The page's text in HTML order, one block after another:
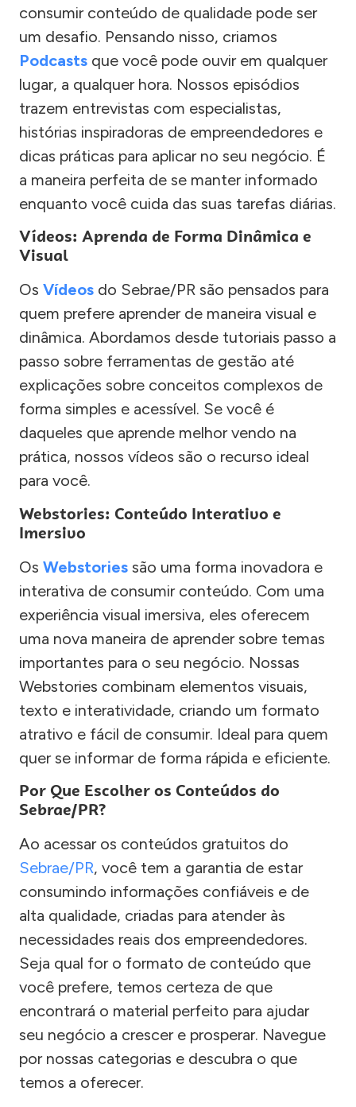
consumir conteúdo de qualidade pode ser
um desafio. Pensando nisso, criamos
Podcasts que você pode ouvir em qualquer
lugar, a qualquer hora. Nossos episódios
trazem entrevistas com especialistas,
histórias inspiradoras de empreendedores e
dicas práticas para aplicar no seu negócio. É
a maneira perfeita de se manter informado
enquanto você cuida das suas tarefas diárias.
Vídeos: Aprenda de Forma Dinâmica e
Visual
Os Vídeos do Sebrae/PR são pensados para
quem prefere aprender de maneira visual e
dinâmica. Abordamos desde tutoriais passo a
passo sobre ferramentas de gestão até
explicações sobre conceitos complexos de
forma simples e acessível. Se você é
daqueles que aprende melhor vendo na
prática, nossos vídeos são o recurso ideal
para você.
Webstories: Conteúdo Interativo e
Imersivo
Os Webstories são uma forma inovadora e
interativa de consumir conteúdo. Com uma
experiência visual imersiva, eles oferecem
uma nova maneira de aprender sobre temas
importantes para o seu negócio. Nossas
Webstories combinam elementos visuais,
texto e interatividade, criando um formato
atrativo e fácil de consumir. Ideal para quem
quer se informar de forma rápida e eficiente.
Por Que Escolher os Conteúdos do
Sebrae/PR?
Ao acessar os conteúdos gratuitos do
Sebrae/PR, você tem a garantia de estar
consumindo informações confiáveis e de
alta qualidade, criadas para atender às
necessidades reais dos empreendedores.
Seja qual for o formato de conteúdo que
você prefere, temos certeza de que
encontrará o material perfeito para ajudar
seu negócio a crescer e prosperar. Navegue
por nossas categorias e descubra o que
temos a oferecer.